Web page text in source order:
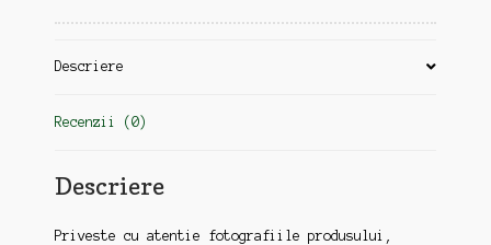
Descriere
Recenzii (0)
Descriere
Priveste cu atentie fotografiile produsului,